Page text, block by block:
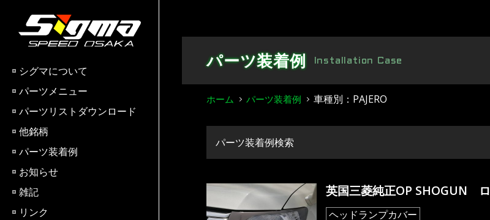
content
シグマについて
パーツメニュー
パーツリストダウンロード
他銘柄
パーツ装着例
お知らせ
雑記
リンク
パーツ装着例 Installation Case
ホーム パーツ装着例 車種別：PAJERO
パーツ装着例検索
英国三菱純正OP SHOGUN
ヘッドランプカバー